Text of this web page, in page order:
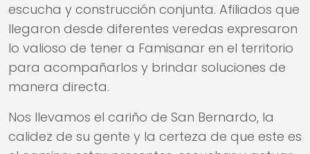
escucha y construcción conjunta. Afiliados que
llegaron desde diferentes veredas expresaron
lo valioso de tener a Famisanar en el territorio
para acompañarlos y brindar soluciones de
manera directa.
Nos llevamos el cariño de San Bernardo, la
calidez de su gente y la certeza de que este es